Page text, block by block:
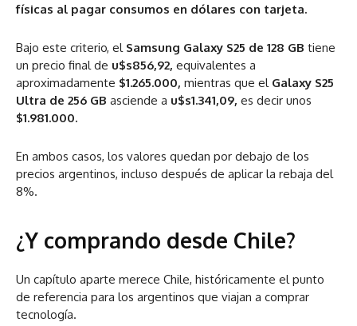
físicas al pagar consumos en dólares con tarjeta.
Bajo este criterio, el Samsung Galaxy S25 de 128 GB tiene
un precio final de u$s856,92, equivalentes a
aproximadamente $1.265.000, mientras que elGalaxy S25
Ultra de 256 GB asciende a u$s1.341,09, es decir unos
$1.981.000.
En ambos casos, los valores quedan por debajo de los
precios argentinos, incluso después de aplicar la rebaja del
8%.
¿Y comprando desde Chile?
Un capítulo aparte merece Chile, históricamente el punto
de referencia para los argentinos que viajan a comprar
tecnología.